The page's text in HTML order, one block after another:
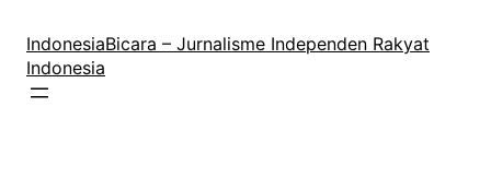
konten
IndonesiaBicara – Jurnalisme Independen Rakyat
Indonesia